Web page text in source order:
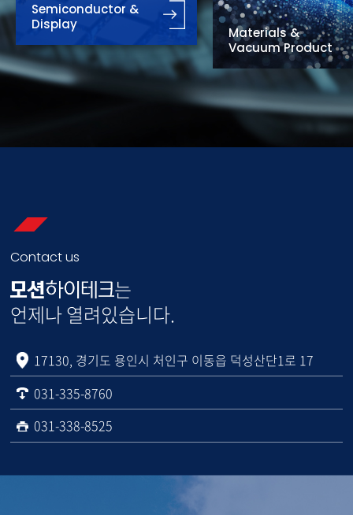
Semiconductor &
Display
Materials &
Vacuum Product
Contact us
는
언제나 열려있습니다.
17130, 경기도 용인시 처인구 이동읍 덕성산단1로 17
031-335-8760
031-338-8525